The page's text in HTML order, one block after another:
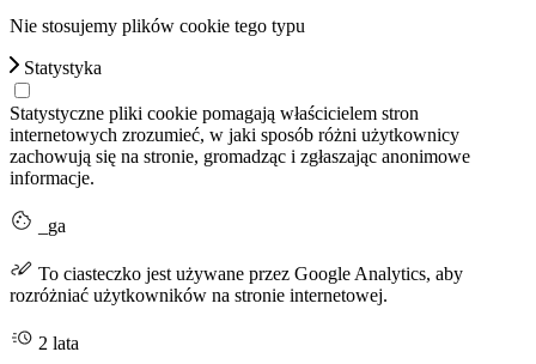
Nie stosujemy plików cookie tego typu
Statystyka
Statystyczne pliki cookie pomagają właścicielem stron
internetowych zrozumieć, w jaki sposób różni użytkownicy
zachowują się na stronie, gromadząc i zgłaszając anonimowe
informacje.
_ga
To ciasteczko jest używane przez Google Analytics, aby
rozróżniać użytkowników na stronie internetowej.
2 lata